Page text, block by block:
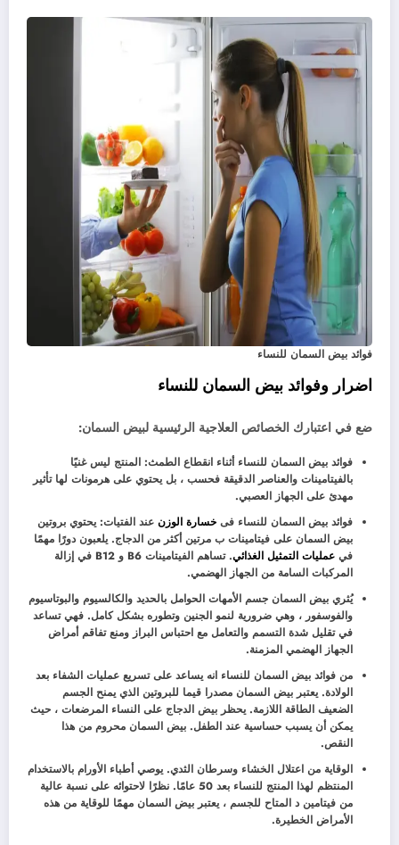
فوائد بيض السمان للنساء
اضرار وفوائد بيض السمان للنساء
ضع في اعتبارك الخصائص العلاجية الرئيسية لبيض السمان:
فوائد بيض السمان للنساء أثناء انقطاع الطمث: المنتج ليس غنيًا
بالفيتامينات والعناصر الدقيقة فحسب ، بل يحتوي على هرمونات لها تأثير
مهدئ على الجهاز العصبي.
فوائد بيض السمان للنساء فى خسارة الوزن عند الفتيات: يحتوي بروتين
بيض السمان على فيتامينات ب مرتين أكثر من الدجاج. يلعبون دورًا مهمًا
في عمليات التمثيل الغذائي
. تساهم الفيتامينات B6 و B12 في إزالة
المركبات السامة من الجهاز الهضمي.
يُثري بيض السمان جسم الأمهات الحوامل بالحديد والكالسيوم والبوتاسيوم
والفوسفور ، وهي ضرورية لنمو الجنين وتطوره بشكل كامل. فهي تساعد
في تقليل شدة التسمم والتعامل مع احتباس البراز ومنع تفاقم أمراض
الجهاز الهضمي المزمنة.
من فوائد بيض السمان للنساء انه يساعد على تسريع عمليات الشفاء بعد
الولادة. يعتبر بيض السمان مصدرا قيما للبروتين الذي يمنح الجسم
الضعيف الطاقة اللازمة. يحظر بيض الدجاج على النساء المرضعات ، حيث
يمكن أن يسبب حساسية عند الطفل. بيض السمان محروم من هذا
النقص.
الوقاية من اعتلال الخشاء وسرطان الثدي. يوصي أطباء الأورام بالاستخدام
المنتظم لهذا المنتج للنساء بعد 50 عامًا. نظرًا لاحتوائه على نسبة عالية
من فيتامين د المتاح للجسم ، يعتبر بيض السمان مهمًا للوقاية من هذه
الأمراض الخطيرة.